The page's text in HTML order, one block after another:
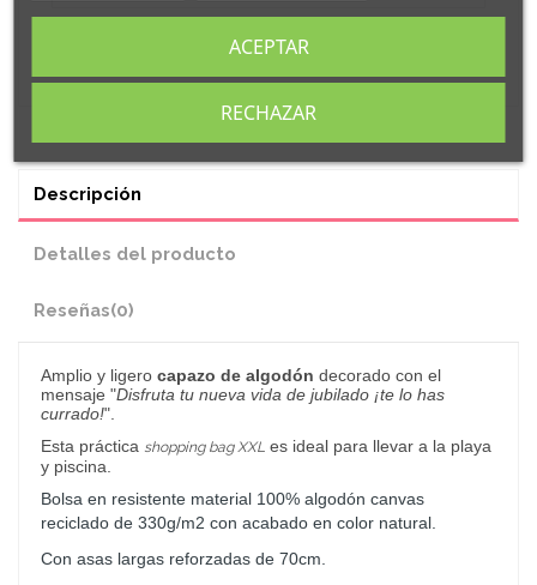
Descripción
Detalles del producto
Reseñas(0)
Amplio y ligero capazo de algodón decorado con el
mensaje "Disfruta tu nueva vida de jubilado ¡te lo has
currado!".
Esta práctica shopping bag XXL es ideal para llevar a la playa
y piscina.
Bolsa en resistente material 100% algodón canvas
reciclado de 330g/m2 con acabado en color natural.
Con asas largas reforzadas de 70cm.
RECHAZAR
ACEPTAR